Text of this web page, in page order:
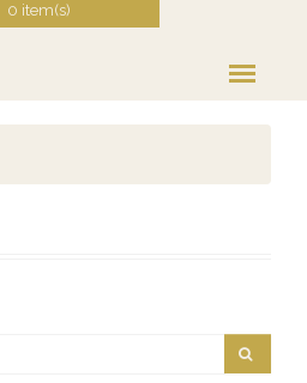
0 item(s)